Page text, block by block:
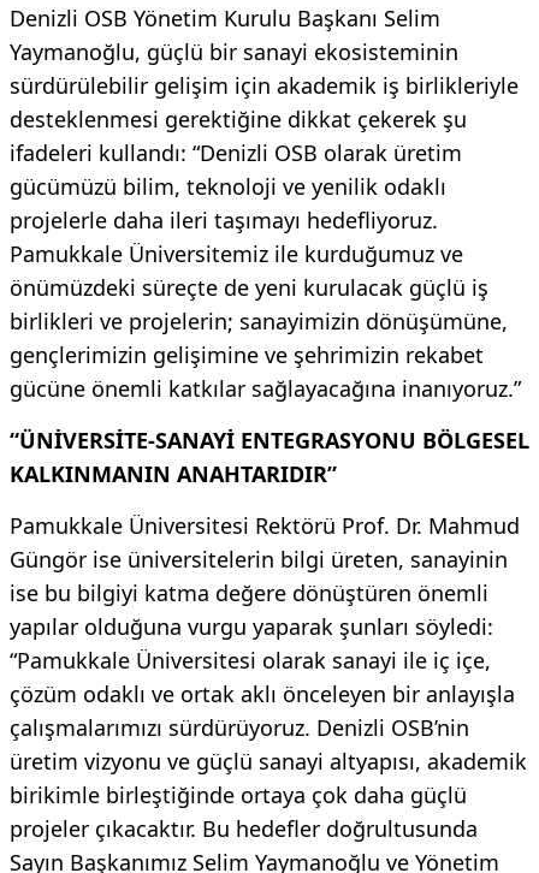
Denizli OSB Yönetim Kurulu Başkanı Selim
Yaymanoğlu, güçlü bir sanayi ekosisteminin
sürdürülebilir gelişim için akademik iş birlikleriyle
desteklenmesi gerektiğine dikkat çekerek şu
ifadeleri kullandı: “Denizli OSB olarak üretim
gücümüzü bilim, teknoloji ve yenilik odaklı
projelerle daha ileri taşımayı hedefliyoruz.
Pamukkale Üniversitemiz ile kurduğumuz ve
önümüzdeki süreçte de yeni kurulacak güçlü iş
birlikleri ve projelerin; sanayimizin dönüşümüne,
gençlerimizin gelişimine ve şehrimizin rekabet
gücüne önemli katkılar sağlayacağına inanıyoruz.”
“ÜNİVERSİTE-SANAYİ ENTEGRASYONU BÖLGESEL
KALKINMANIN ANAHTARIDIR”
Pamukkale Üniversitesi Rektörü Prof. Dr. Mahmud
Güngör ise üniversitelerin bilgi üreten, sanayinin
ise bu bilgiyi katma değere dönüştüren önemli
yapılar olduğuna vurgu yaparak şunları söyledi:
“Pamukkale Üniversitesi olarak sanayi ile iç içe,
çözüm odaklı ve ortak aklı önceleyen bir anlayışla
çalışmalarımızı sürdürüyoruz. Denizli OSB’nin
üretim vizyonu ve güçlü sanayi altyapısı, akademik
birikimle birleştiğinde ortaya çok daha güçlü
projeler çıkacaktır. Bu hedefler doğrultusunda
Sayın Başkanımız Selim Yaymanoğlu ve Yönetim